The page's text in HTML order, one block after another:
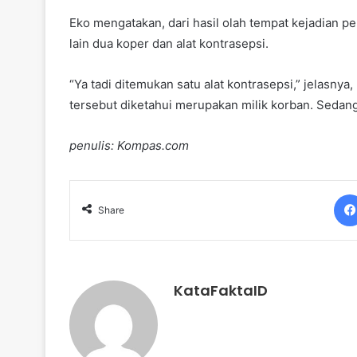
Eko mengatakan, dari hasil olah tempat kejadian
lain dua koper dan alat kontrasepsi.
“Ya tadi ditemukan satu alat kontrasepsi,”
tersebut diketahui merupakan milik korban.
penulis: Kompas.com
Share
KataFaktaID